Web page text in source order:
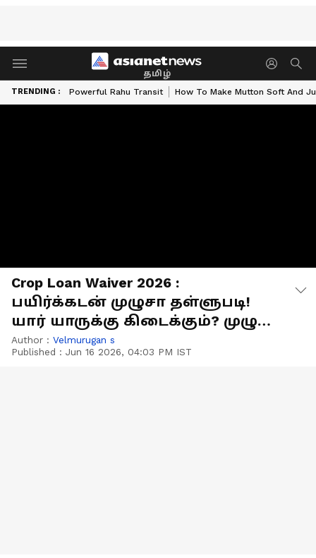
தமிழ்
TRENDING : Powerful Rahu Transit How To Make Mutton Soft And
Crop Loan Waiver 2026 :
பயிர்க்கடன் முழுசா தள்ளுபடி!
யார் யாருக்கு கிடைக்கும்? முழு
விவரம் இதோ!
Author : Velmurugan s
Published : Jun 16 2026, 04:03 PM IST